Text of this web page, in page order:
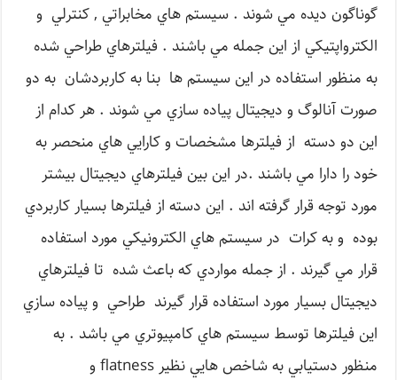
گوناگون ديده مي شوند . سيستم هاي مخابراتي , كنترلي و
الكترواپتيكي از اين جمله مي باشند . فيلترهاي طراحي شده
به منظور استفاده در اين سيستم ها بنا به كاربردشان به دو
صورت آنالوگ و ديجيتال پياده سازي مي شوند . هر كدام از
اين دو دسته از فيلترها مشخصات و كارايي هاي منحصر به
خود را دارا مي باشند .در اين بين فيلترهاي ديجيتال بيشتر
مورد توجه قرار گرفته اند . اين دسته از فيلترها بسيار كاربردي
بوده و به كرات در سيستم هاي الكترونيكي مورد استفاده
قرار مي گيرند . از جمله مواردي كه باعث شده تا فيلترهاي
ديجيتال بسيار مورد استفاده قرار گيرند طراحي و پياده سازي
اين فيلترها توسط سيستم هاي كامپيوتري مي باشد . به
منظور دستيابي به شاخص هايي نظير flatness و